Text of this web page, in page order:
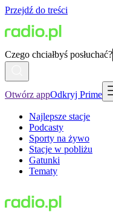
Przejdź do treści
Czego chciałbyś posłuchać?
Otwórz appOdkryj Prime
Najlepsze stacje
Podcasty
Sporty na żywo
Stacje w pobliżu
Gatunki
Tematy